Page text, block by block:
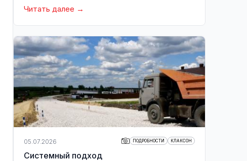
Читать далее
05.07.2026 ПОДРОБНОСТИ КЛАКСОН
Системный подход